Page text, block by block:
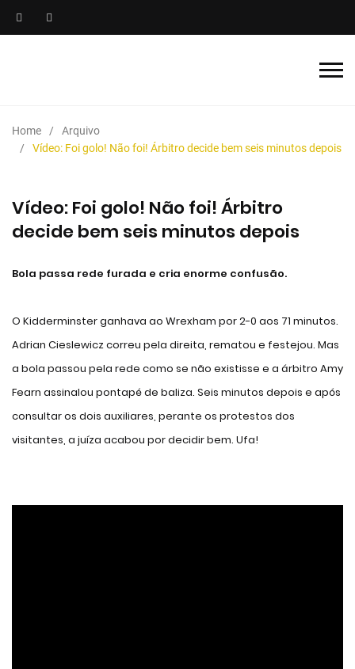
Home
Arquivo
Vídeo: Foi golo! Não foi! Árbitro decide bem seis minutos depois
Vídeo: Foi golo! Não foi! Árbitro
decide bem seis minutos depois
Bola passa rede furada e cria enorme confusão.
O Kidderminster ganhava ao Wrexham por 2-0 aos 71 minutos.
Adrian Cieslewicz correu pela direita, rematou e festejou. Mas
a bola passou pela rede como se não existisse e a árbitro Amy
Fearn assinalou pontapé de baliza. Seis minutos depois e após
consultar os dois auxiliares, perante os protestos dos
visitantes, a juíza acabou por decidir bem. Ufa!